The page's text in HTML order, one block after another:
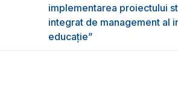
implementarea proiectului
integrat de management al
educație”